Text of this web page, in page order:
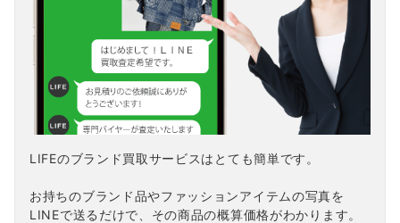
LIFEのブランド買取サービスはとても簡単です。
お持ちのブランド品やファッションアイテムの写真を
LINEで送るだけで、その商品の概算価格がわかります。